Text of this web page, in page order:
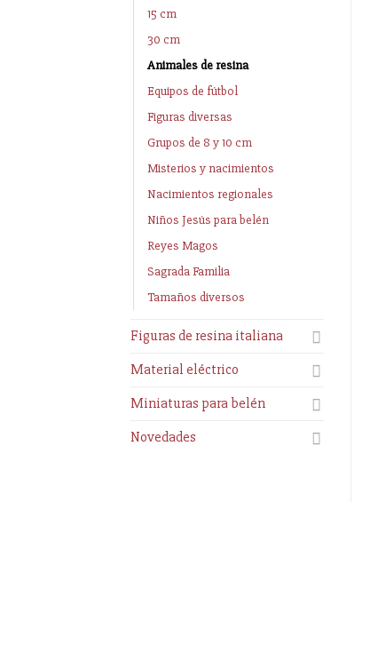
15 cm
30 cm
Animales de resina
Equipos de fútbol
Figuras diversas
Grupos de 8 y 10 cm
Misterios y nacimientos
Nacimientos regionales
Niños Jesús para belén
Reyes Magos
Sagrada Familia
Tamaños diversos
Figuras de resina italiana
Material eléctrico
Miniaturas para belén
Novedades